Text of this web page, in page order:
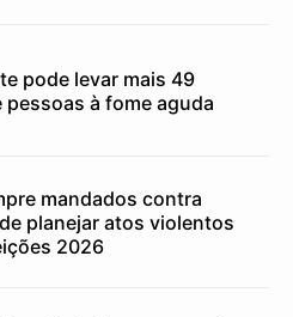
pode levar mais 49
pessoas à fome aguda
mandados contra
planejar atos violentos
2026